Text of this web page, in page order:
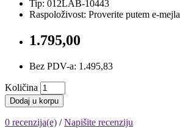
Tip: 012LAB-10443
Raspoloživost: Proverite putem e-mejla
1.795,00
Bez PDV-a: 1.495,83
Količina
Dodaj u korpu
0 recenzija(e) /Napišite recenziju